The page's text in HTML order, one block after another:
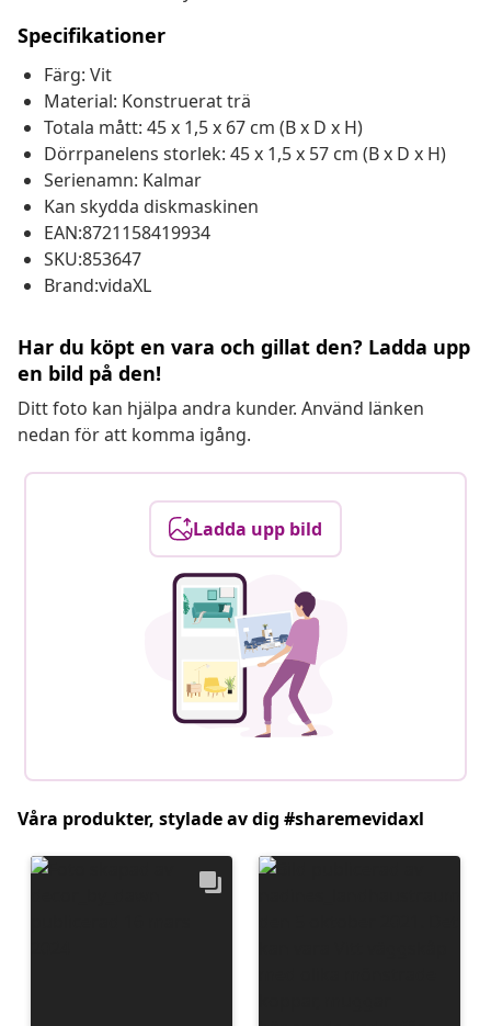
Specifikationer
Färg: Vit
Material: Konstruerat trä
Totala mått: 45 x 1,5 x 67 cm (B x D x H)
Dörrpanelens storlek: 45 x 1,5 x 57 cm (B x D x H)
Serienamn: Kalmar
Kan skydda diskmaskinen
EAN:8721158419934
SKU:853647
Brand:vidaXL
Har du köpt en vara och gillat den? Ladda upp
en bild på den!
Ditt foto kan hjälpa andra kunder. Använd länken
nedan för att komma igång.
Ladda upp bild
Våra produkter, stylade av dig #sharemevidaxl